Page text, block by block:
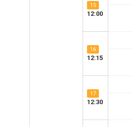
15
12:00
16
12:15
17
12:30